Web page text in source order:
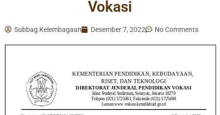
Vokasi
Subbag Kelembagaan Desember 7, 2022 No Comments